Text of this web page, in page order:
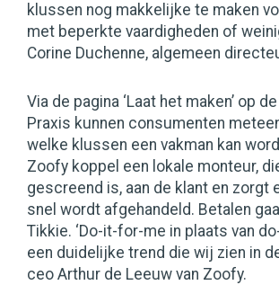
klussen nog makkelijke te maken
met beperkte vaardigheden of
Corine Duchenne, algemeen
Via de pagina ‘Laat het maken’ op
Praxis kunnen consumenten
welke klussen een vakman kan
Zoofy koppel een lokale monteur,
gescreend is, aan de klant en zorgt
snel wordt afgehandeld. Betalen
Tikkie. ‘Do-it-for-me in plaats van
een duidelijke trend die wij zien in
ceo Arthur de Leeuw van Zoofy.